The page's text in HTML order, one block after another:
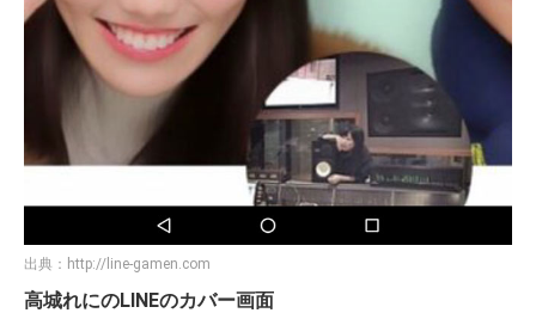
出典： http://line-gamen.com
高城れにのLINEのカバー画面